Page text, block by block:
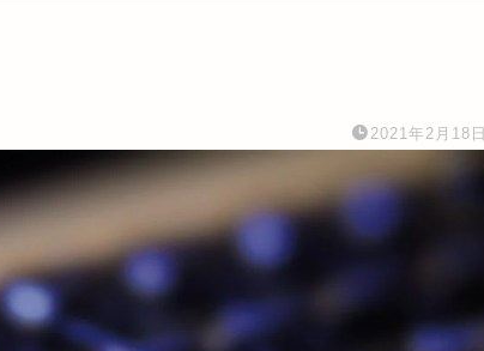
2021年2月18日